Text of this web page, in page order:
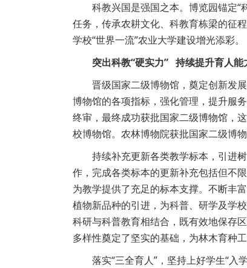
科教兴国是强国之本。博览园锚定
任务，传承农耕文化、科教育栋梁的征
学校“世界一流”农业大学建设增光添彩。
突出科教“硬实力” 持续提升育人能
晋级国家二级博物馆，奠定创新发
博物馆的各项指标，强化管理，提升服
终审，最终成功获批国家二级博物馆，
校博物馆。农林博物院获批国家二级博
持续补充更新各类教学标本，引进
作，完成各类标本的更新补充包括但不
为教学提供了充足的标本支撑。不断丰
植物新品种的引进，为科普、研学及学
科研与科普教育相结合，既有效地保存
多样性奠定了坚实的基础，为林木育种
落实“三全育人”，坚持上好学生“